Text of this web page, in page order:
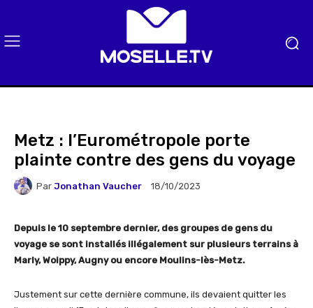
Metz : l’Eurométropole porte
plainte contre des gens du voyage
Par Jonathan Vaucher 18/10/2023
Depuis le 10 septembre dernier, des groupes de gens du
voyage se sont installés illégalement sur plusieurs terrains à
Marly, Woippy, Augny ou encore Moulins-lès-Metz.
Justement sur cette dernière commune, ils devaient quitter les